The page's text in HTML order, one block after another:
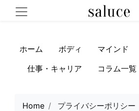
ホーム ボディ マインド
仕事・キャリア
コラム一覧
Home プライバシーポリシー